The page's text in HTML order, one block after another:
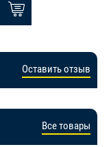
Оставить отзыв
Все товары